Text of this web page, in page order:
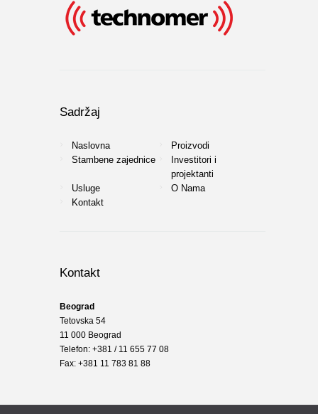
Sadržaj
Naslovna
Proizvodi
Stambene zajednice
Investitori i
projektanti
Usluge
O Nama
Kontakt
Kontakt
Beograd
Tetovska 54
11 000 Beograd
Telefon: +381 / 11 655 77 08
Fax: +381 11 783 81 88